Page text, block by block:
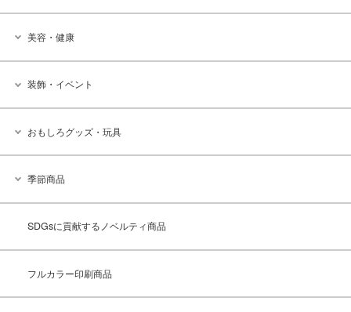
美容・健康
装飾・イベント
おもしろグッズ・玩具
季節商品
SDGsに貢献するノベルティ商品
フルカラー印刷商品